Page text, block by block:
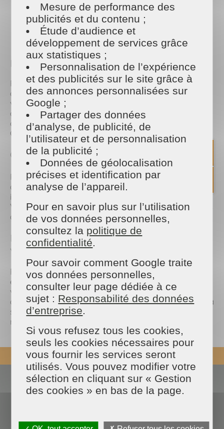
PARTAGER
Facebook
Twitter
Le dernier jeu concours de la saison
Pour marquer le coup et surtout vous remercier
d’avoir autant fréquenté nos stands, on a décidé de
vous faire un petit cadeau pour notre dernière
apparition à la Glaz Arena de la saison. On vous
offre deux places pour le match qui va opposer le
CRMHB à l’USC vendredi 31 mai.
Comment participer
Pour remporter les places, rien de plus, il vous suffit
de vous rendre surInstagram
instructions dans la description de la publication.
Vous pouvez également partager en story ou à vos
amis pour qu’ils puissent participer aussi.
Envie de suivre l’événement depuis chez
vous ?
Pas de soucis, on comprend que certains aient
envie de profiter des plus belles actions depuis
votre canapé. Dans ce cas, il vous suffit également
de nous suivre, car notre community manager sera
sur place pour publier les plus belles actions et les
moments de tension en story.
REVENIR EN HAUT
Actualités
Espace presse
Nous contacter
Devenir franchisé
Mesure de performance des
publicités et du contenu ;
Étude d’audience et
développement de services grâce
aux statistiques ;
Personnalisation de l’expérience
et des publicités sur le site grâce à
des annonces personnalisées sur
Google ;
Partager des données
d’analyse, de publicité, de
l’utilisateur et de personnalisation
de la publicité ;
Données de géolocalisation
précises et identification par
analyse de l’appareil.
Pour en savoir plus sur l’utilisation
de vos données personnelles,
consultez la politique de
confidentialité
Pour savoir comment Google traite
vos données personnelles,
consulter leur page dédiée à ce
sujet : Responsabilité des données
d’entreprise
Si vous refusez tous les cookies,
seuls les cookies nécessaires pour
vous fournir les services seront
utilisés. Vous pouvez modifier votre
sélection en cliquant sur « Gestion
des cookies » en bas de la page.